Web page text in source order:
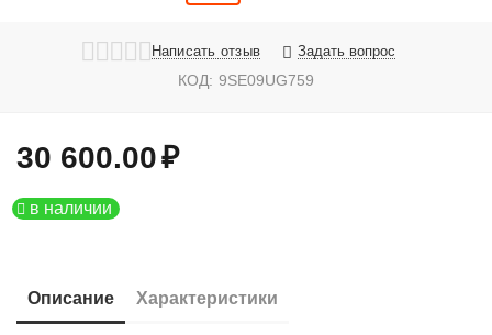
Написать отзыв Задать вопрос
КОД: 9SE09UG759
30 600.00₽
в наличии
Описание Характеристики